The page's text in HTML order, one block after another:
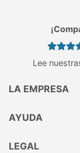
Lee
LA EMPRESA
AYUDA
LEGAL